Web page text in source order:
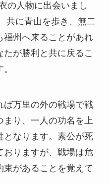
の人物に出会いまし
共に青山を歩き、無二
福州へ来ることがあれ
が勝利と共に戻るこ
ば万里の外の戦場で戦
り、一人の功名を上
となります。素公が死
おりますが、戦場は危
束があることを覚えて